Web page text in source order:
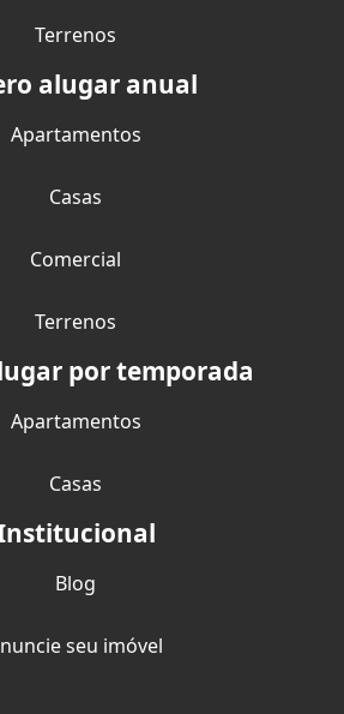
Terrenos
alugar anual
Apartamentos
Casas
Comercial
Terrenos
por temporada
Apartamentos
Casas
Blog
seu imóvel